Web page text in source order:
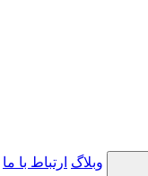
وبلاگ ارتباط با ما